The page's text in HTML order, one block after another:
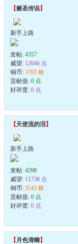
【赌圣传说】
新手上路
发帖: 4357
威望: 12046 点
铜币: 3703 枚
贡献值: 0 点
好评度: 0 点
【天使流的泪 】
新手上路
发帖: 4298
威望: 11736 点
铜币: 3543 枚
贡献值: 0 点
好评度: 0 点
【月色清幽 】